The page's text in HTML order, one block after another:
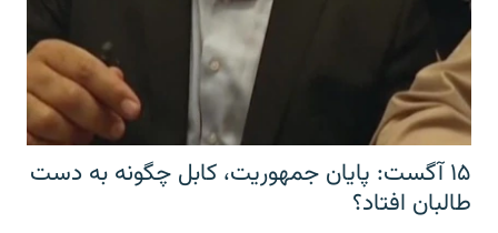
۱۵ آگست: پایان جمهوریت، کابل چگونه به دست
طالبان افتاد؟